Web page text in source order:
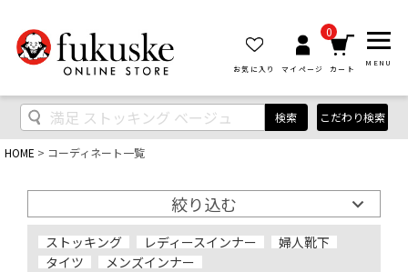
お気に入り マイページ
0
カート
MENU
検索 こだわり検索
HOME コーディネート一覧
絞り込む
ストッキング レディースインナー
婦人靴下
タイツ
メンズインナー